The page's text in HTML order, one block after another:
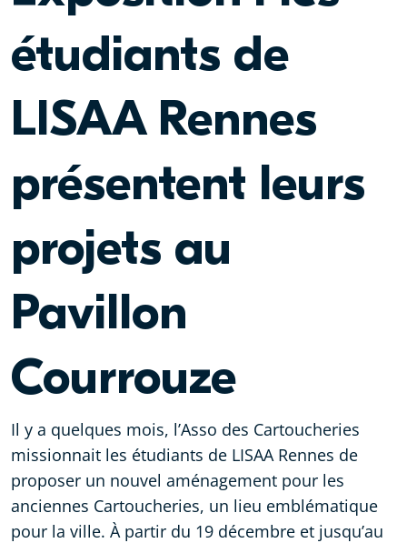
étudiants de
LISAA Rennes
présentent leurs
projets au
Pavillon
Courrouze
Il y a quelques mois, l’Asso des Cartoucheries
missionnait les étudiants de LISAA Rennes de
proposer un nouvel aménagement pour les
anciennes Cartoucheries, un lieu emblématique
pour la ville. À partir du 19 décembre et jusqu’au